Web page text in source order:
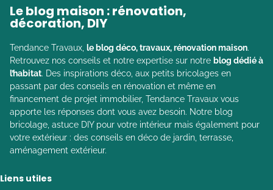
Le blog maison : rénovation,
décoration, DIY
Tendance Travaux, le blog déco, travaux, rénovation maison.
Retrouvez nos conseils et notre expertise sur notre blog dédié à
l’habitat. Des inspirations déco, aux petits bricolages en
passant par des conseils en rénovation et même en
financement de projet immobilier, Tendance Travaux vous
apporte les réponses dont vous avez besoin. Notre blog
bricolage, astuce DIY pour votre intérieur mais également pour
votre extérieur : des conseils en déco de jardin, terrasse,
aménagement extérieur.
Liens utiles